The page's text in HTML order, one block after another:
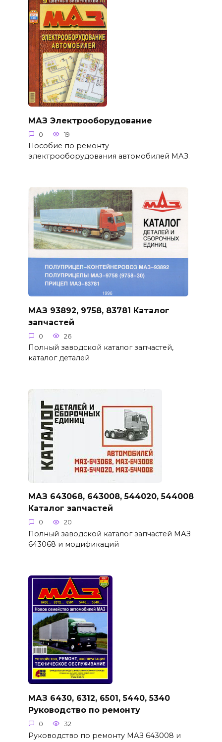
МАЗ Электрооборудование
0 19
Пособие по ремонту
электрооборудования автомобилей МАЗ.
МАЗ 93892, 9758, 83781 Каталог
запчастей
0 26
Полный заводской каталог запчастей,
каталог деталей
МАЗ 643068, 643008, 544020, 544008
Каталог запчастей
0 20
Полный заводской каталог запчастей МАЗ
643068 и модификаций
МАЗ 6430, 6312, 6501, 5440, 5340
Руководство по ремонту
0 32
Руководство по ремонту МАЗ 643008 и